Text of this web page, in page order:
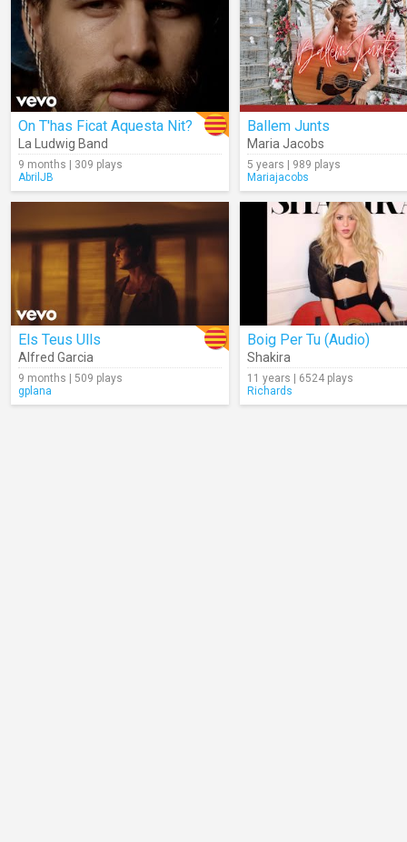
On T'has Ficat Aquesta Nit?
La Ludwig Band
9 months | 309 plays
AbrilJB
Ballem Junts
Maria Jacobs
5 years | 989 plays
Mariajacobs
Els Teus Ulls
Alfred Garcia
9 months | 509 plays
gplana
Boig Per Tu (Audio)
Shakira
11 years | 6524 plays
Richards